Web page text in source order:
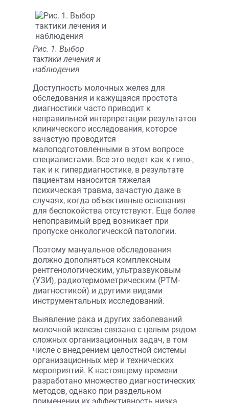
Рис. 1. Выбор
тактики лечения и
наблюдения
Доступность молочных желез для
обследования и кажущаяся простота
диагностики часто приводит к
неправильной интерпретации результатов
клинического исследования, которое
зачастую проводится
малоподготовленными в этом вопросе
специалистами. Все это ведет как к гипо-,
так и к гипердиагностике, в результате
пациентам наносится тяжелая
психическая травма, зачастую даже в
случаях, когда объективные основания
для беспокойства отсутствуют. Еще более
непоправимый вред возникает при
пропуске онкологической патологии.
Поэтому мануальное обследования
должно дополняться комплексным
рентгенологическим, ультразвуковым
(УЗИ), радиотермометрическим (РТМ-
диагностикой) и другими видами
инструментальных исследований.
Выявление рака и других заболеваний
молочной железы связано с целым рядом
сложных организационных задач, в том
числе с внедрением целостной системы
организационных мер и технических
мероприятий. К настоящему времени
разработано множество диагностических
методов, однако при раздельном